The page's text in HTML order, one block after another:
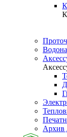
Архив